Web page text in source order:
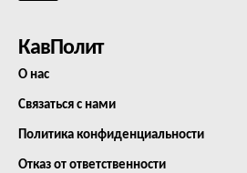
КавПолит
О нас
Связаться с нами
Политика конфиденциальности
Отказ от ответственности